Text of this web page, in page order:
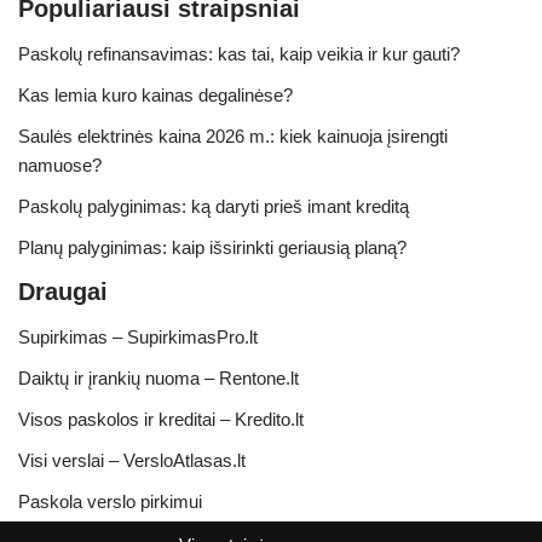
Populiariausi straipsniai
Paskolų refinansavimas: kas tai, kaip veikia ir kur gauti?
Kas lemia kuro kainas degalinėse?
Saulės elektrinės kaina 2026 m.: kiek kainuoja įsirengti
namuose?
Paskolų palyginimas: ką daryti prieš imant kreditą
Planų palyginimas: kaip išsirinkti geriausią planą?
Draugai
Supirkimas – SupirkimasPro.lt
Daiktų ir įrankių nuoma – Rentone.lt
Visos paskolos ir kreditai – Kredito.lt
Visi verslai – VersloAtlasas.lt
Paskola verslo pirkimui